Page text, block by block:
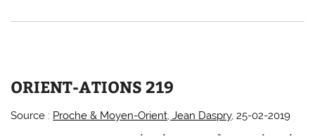
ORIENT-ATIONS 219
Source : Proche & Moyen-Orient, Jean Daspry, 25-02-2019